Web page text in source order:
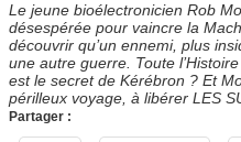
Le jeune bioélectronicien Rob
désespérée pour vaincre la
découvrir qu’un ennemi, plus
une autre guerre. Toute
est le secret de Kérébron ? Et
périlleux voyage, à libérer LES
Partager :